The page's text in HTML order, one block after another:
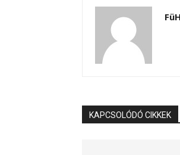
KAPCSOLÓDÓ CIKKEK